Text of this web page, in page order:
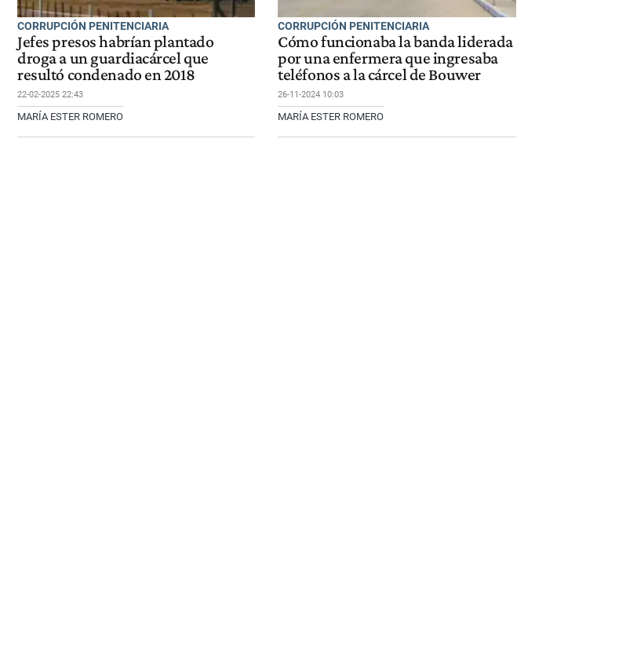
CORRUPCIÓN PENITENCIARIA
Jefes presos habrían plantado
droga a un guardiacárcel que
resultó condenado en 2018
22-02-2025 22:43
MARÍA ESTER ROMERO
CORRUPCIÓN PENITENCIARIA
Cómo funcionaba la banda liderada
por una enfermera que ingresaba
teléfonos a la cárcel de Bouwer
26-11-2024 10:03
MARÍA ESTER ROMERO